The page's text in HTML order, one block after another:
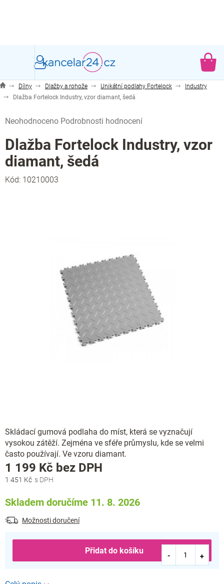
Dílny Dlažby a rohože Unikátní podlahy Fortelock
Industry
Dlažba Fortelock Industry, vzor diamant, šedá
hodnocení
produktu
je
0,0
z
5
Neohodnoceno Podrobnosti hodnocení
Dlažba Fortelock Industry, vzor
diamant, šedá
Kód: 10210003
Skládací gumová podlaha do míst, která se vyznačují
vysokou zátěží. Zejména ve sféře průmyslu, kde se velmi
často používají. Ve vzoru diamant.
1 451 Kč
1 199 Kč bez DPH
Skladem doručíme 11. 8. 2026
Možnosti doručení
Přidat do košíku